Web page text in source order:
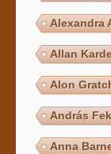
Alexandra
Allan
Alon
András
Anna